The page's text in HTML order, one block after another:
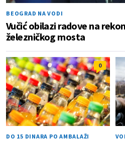
BEOGRAD NA VODI
Vučić obilazi radove na
železničkog mosta
0
DO 15 DINARA PO AMBALAŽI